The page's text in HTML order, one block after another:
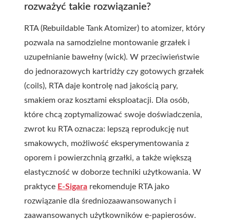
rozważyć takie rozwiązanie?
RTA (Rebuildable Tank Atomizer) to atomizer, który
pozwala na samodzielne montowanie grzałek i
uzupełnianie bawełny (wick). W przeciwieństwie
do jednorazowych kartridży czy gotowych grzałek
(coils), RTA daje kontrolę nad jakością pary,
smakiem oraz kosztami eksploatacji. Dla osób,
które chcą zoptymalizować swoje doświadczenia,
zwrot ku RTA oznacza: lepszą reprodukcję nut
smakowych, możliwość eksperymentowania z
oporem i powierzchnią grzałki, a także większą
elastyczność w doborze techniki użytkowania. W
praktyce E-Sigara rekomenduje RTA jako
rozwiązanie dla średniozaawansowanych i
zaawansowanych użytkowników e-papierosów.